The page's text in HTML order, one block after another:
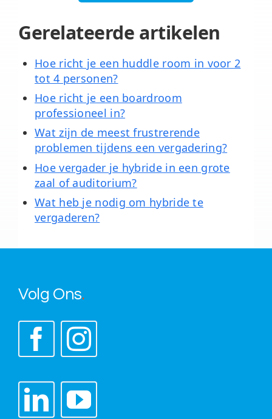
Gerelateerde artikelen
Hoe richt je een huddle room in voor 2
tot 4 personen?
Hoe richt je een boardroom
professioneel in?
Wat zijn de meest frustrerende
problemen tijdens een vergadering?
Hoe vergader je hybride in een grote
zaal of auditorium?
Wat heb je nodig om hybride te
vergaderen?
Volg Ons.